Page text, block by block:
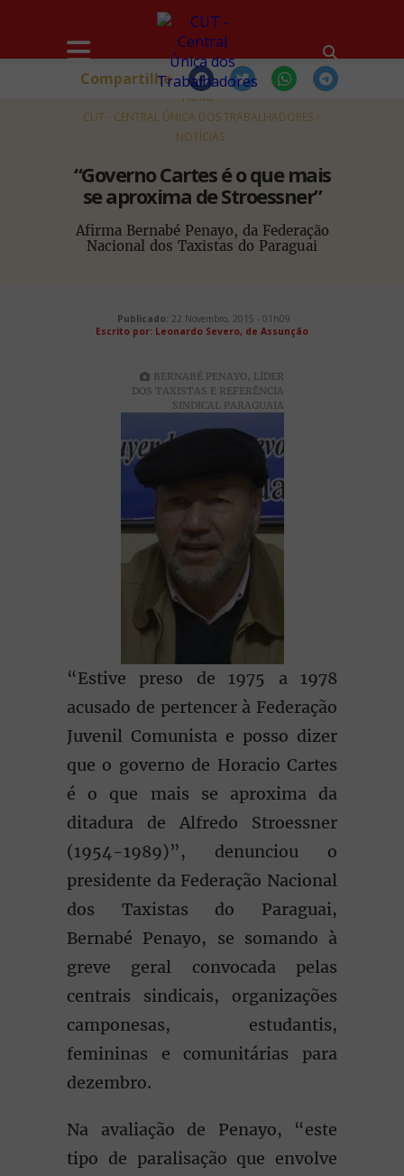
HOME
CUT - CENTRAL ÚNICA DOS TRABALHADORES
NOTÍCIAS
“Governo Cartes é o que mais
se aproxima de Stroessner”
Afirma Bernabé Penayo, da Federação
Nacional dos Taxistas do Paraguai
Compartilhe
Publicado: 22 Novembro, 2015 - 01h09
Escrito por: Leonardo Severo, de Assunção
BERNABÉ PENAYO, LÍDER
DOS TAXISTAS E REFERÊNCIA
SINDICAL PARAGUAIA
“Estive preso de 1975 a 1978
acusado de pertencer à Federação
Juvenil Comunista e posso dizer
que o governo de Horacio Cartes
é o que mais se aproxima da
ditadura de Alfredo Stroessner
(1954-1989)”, denunciou o
presidente da Federação Nacional
dos Taxistas do Paraguai,
Bernabé Penayo, se somando à
greve geral convocada pelas
centrais sindicais, organizações
camponesas, estudantis,
femininas e comunitárias para
dezembro.
Na avaliação de Penayo, “este
tipo de paralisação que envolve